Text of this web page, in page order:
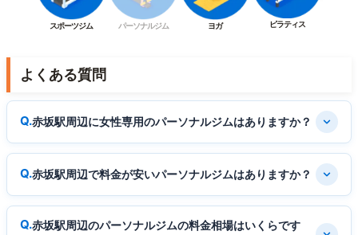
スポーツジム パーソナルジム ヨガ ピラティス
よくある質問
赤坂駅周辺に女性専用のパーソナルジムはありますか？
赤坂駅周辺で料金が安いパーソナルジムはありますか？
赤坂駅周辺のパーソナルジムの料金相場はいくらです